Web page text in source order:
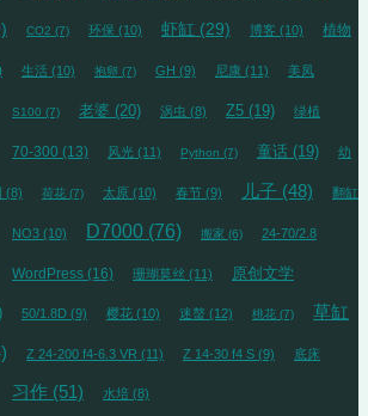
CO2 (7) 环保 (10) 虾缸 (29) 博客 (10) 植物
生活 (10) 抱卵 (7) GH (9) 尼康 (11) 美凤
S100 (7) 老婆 (20) 涡虫 (8) Z5 (19) 绿植
70-300 (13) 风光 (11) Python (7) 童话 (19) 幼
(8) 荷花 (7) 太原 (10) 春节 (9) 儿子 (48) 翻缸
NO3 (10) D7000 (76) 搬家 (6) 24-70/2.8
WordPress (16) 珊瑚莫丝 (11) 原创文学
50/1.8D (9) 樱花 (10) 迷螯 (12) 桃花 (7)
草缸
Z 24-200 f4-6.3 VR (11) Z 14-30 f4 S (9) 底床
习作 (51) 水培 (8)